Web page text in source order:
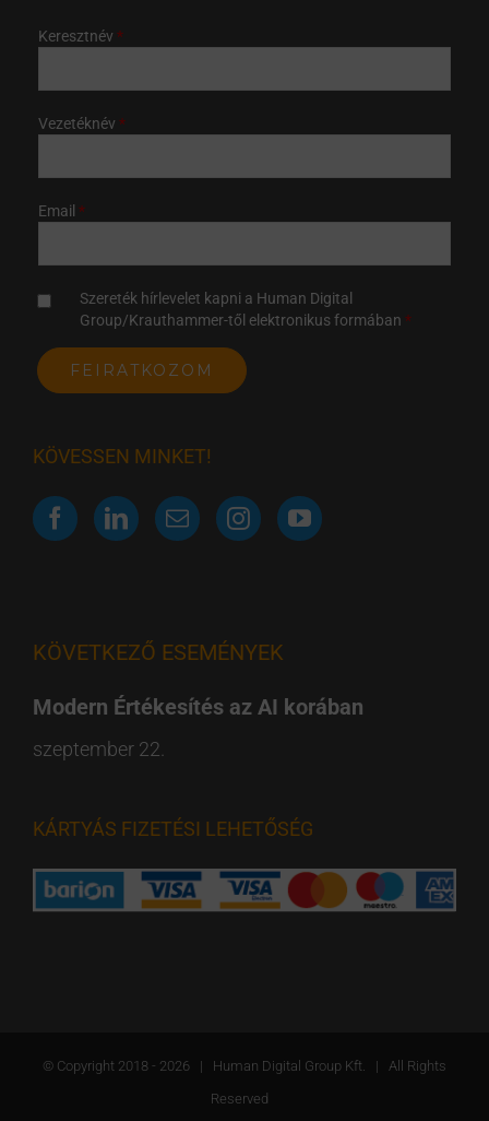
Keresztnév
Vezetéknév
Email
Szereték hírlevelet kapni a Human Digital
Group/Krauthammer-től elektronikus formában
KÖVESSEN MINKET!
KÖVETKEZŐ ESEMÉNYEK
Modern Értékesítés az AI korában
szeptember 22.
KÁRTYÁS FIZETÉSI LEHETŐSÉG
© Copyright 2018 - 2026 | Human Digital Group Kft. | All Rights
Reserved